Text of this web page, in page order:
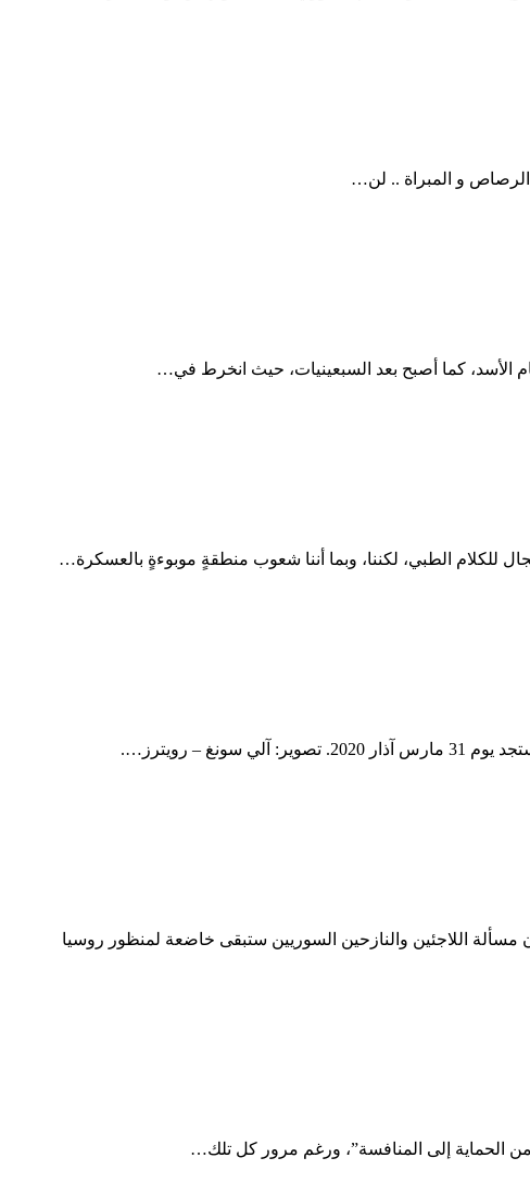
و المبراة .. لن…
الأسد، كما أصبح بعد السبعينيات، حيث انخرط في…
للكلام الطبي، لكننا، وبما أننا شعوب منطقةٍ موبوءةٍ بالعسكرة…
رويترز….
مسألة اللاجئين والنازحين السوريين ستبقى خاضعة لمنظور روسيا